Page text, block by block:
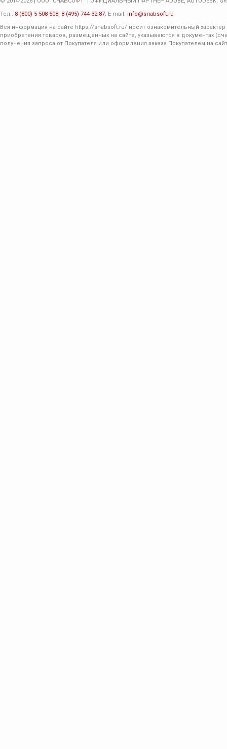
Тел.: 8 (800) 5-508-508, 8 (495) 744-32-87; E-mail: info@snabsoft.ru
Вся информация на сайте https://snabsoft.ru/ носит ознакомительный
приобретения товаров, размещенных на сайте, указываются в документах
получения запроса от Покупателя или оформления заказа Покупателем на